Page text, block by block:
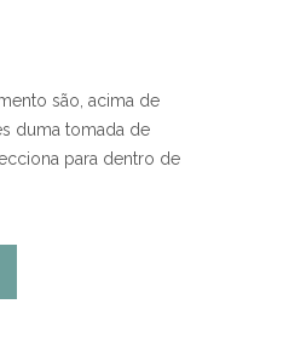
são, acima de
duma tomada de
para dentro de